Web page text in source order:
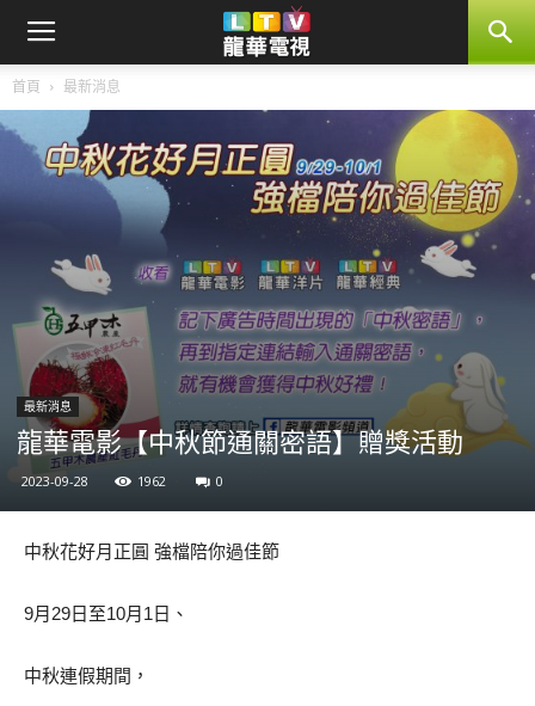
首頁 最新消息
最新消息
龍華電影【中秋節通關密語】贈獎活動
2023-09-28 1962 0
中秋花好月正圓 強檔陪你過佳節
9月29日至10月1日、
中秋連假期間，